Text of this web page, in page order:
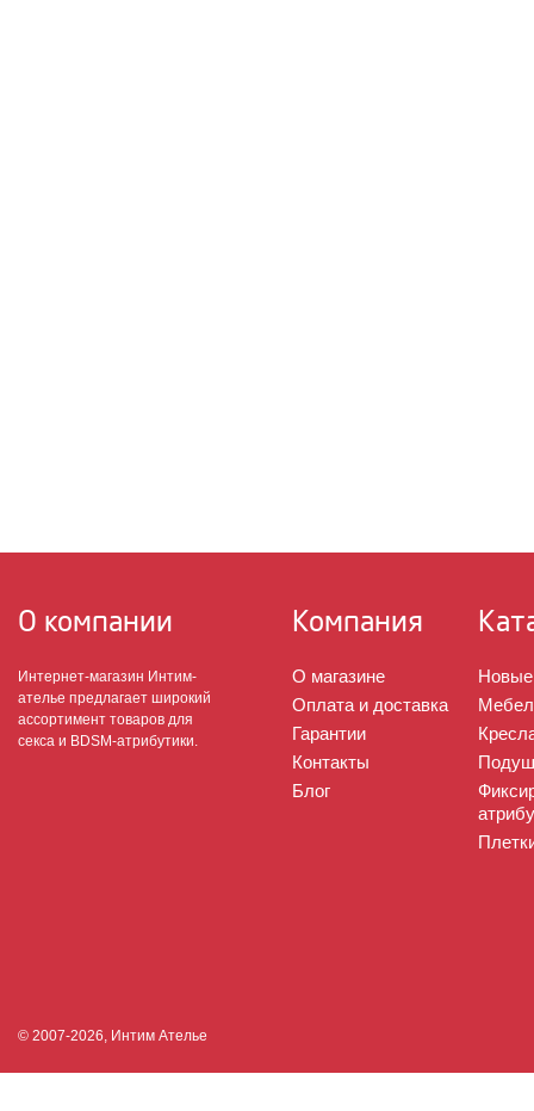
О компании
Интернет-магазин Интим-
ателье предлагает широкий
ассортимент товаров для
секса и BDSM-атрибутики.
Компания
О магазине
Оплата и доставка
Гарантии
Контакты
Блог
Новые
© 2007-2026, Интим Ателье